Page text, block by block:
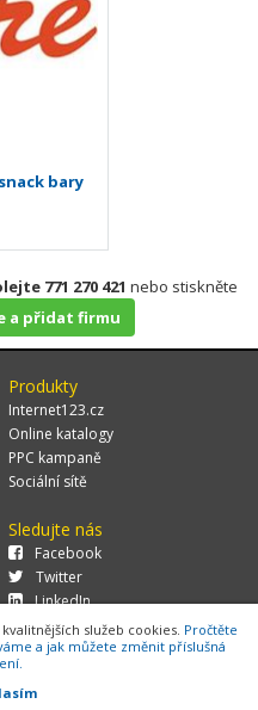
bary
771 270 421 nebo stiskněte
a přidat firmu
Produkty
Internet123.cz
Online katalogy
PPC kampaně
Sociální sítě
Sledujte nás
Facebook
Twitter
LinkedIn
46/4, 106 00 Praha 10, tel.:
služeb cookies. Pročtěte
a jak můžete změnit příslušná